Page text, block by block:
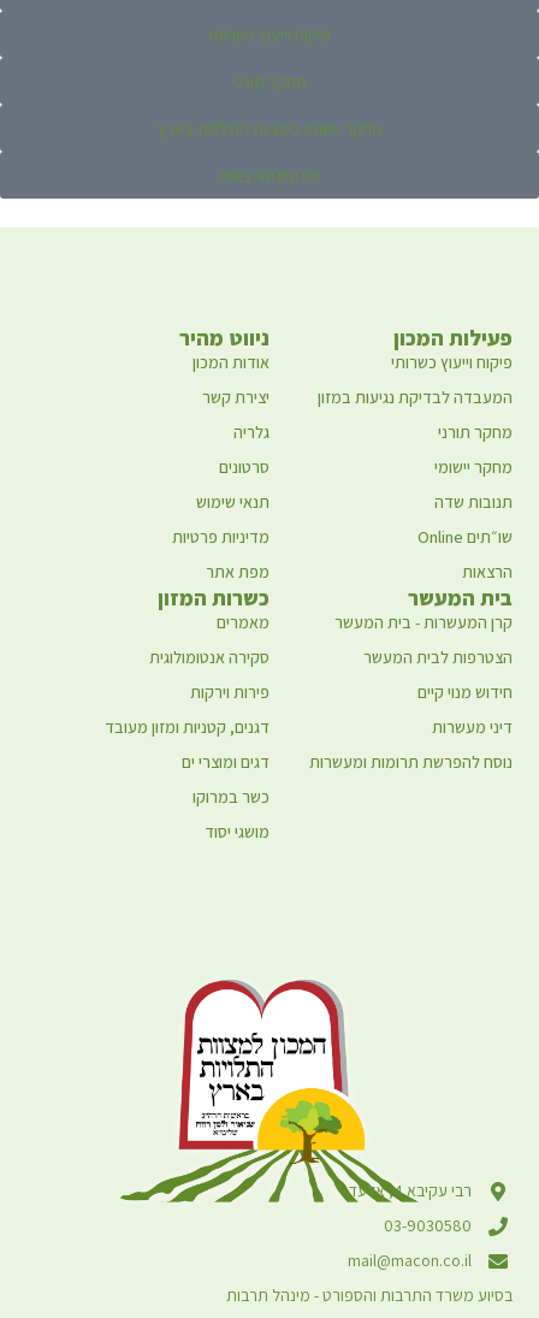
פיקוח וייעוץ כשרותי
מחקר תורני
מחקר יישומי במצוות התלויות בארץ
ימי עיון והרצאות
רבי עקיבא 4, אלעד
03-9030580
mail@macon.co.il
בסיוע משרד התרבות והספורט - מינהל תרבות
ניווט מהיר
אודות המכון
יצירת קשר
גלריה
סרטונים
תנאי שימוש
מדיניות פרטיות
מפת אתר
פעילות המכון
פיקוח וייעוץ כשרותי
המעבדה לבדיקת נגיעות במזון
מחקר תורני
מחקר יישומי
תנובות שדה
שו״תים Online
הרצאות
כשרות המזון
מאמרים
סקירה אנטומולוגית
פירות וירקות
דגנים, קטניות ומזון מעובד
דגים ומוצרי ים
כשר במרוקו
מושגי יסוד
בית המעשר
קרן המעשרות - בית המעשר
הצטרפות לבית המעשר
חידוש מנוי קיים
דיני מעשרות
נוסח להפרשת תרומות ומעשרות